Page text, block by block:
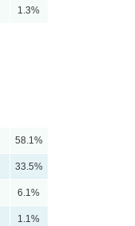
1.3%
58.1%
33.5%
6.1%
1.1%